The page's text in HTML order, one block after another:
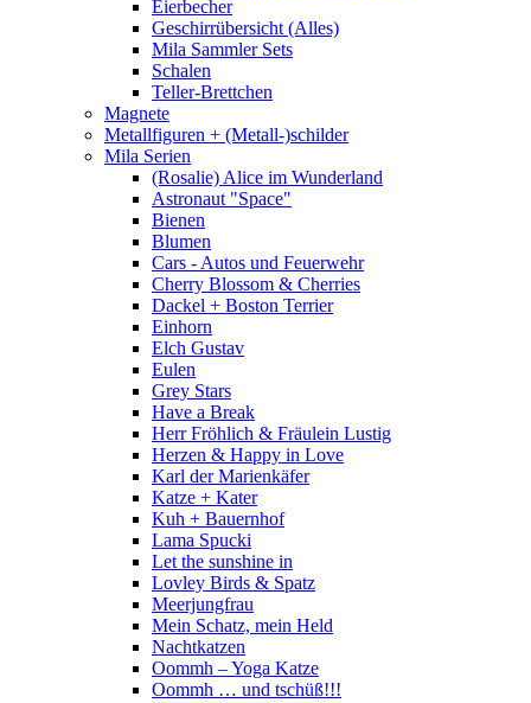
Eierbecher
Geschirrübersicht (Alles)
Mila Sammler Sets
Schalen
Teller-Brettchen
Magnete
Metallfiguren + (Metall-)schilder
Mila Serien
(Rosalie) Alice im Wunderland
Astronaut "Space"
Bienen
Blumen
Cars - Autos und Feuerwehr
Cherry Blossom & Cherries
Dackel + Boston Terrier
Einhorn
Elch Gustav
Eulen
Grey Stars
Have a Break
Herr Fröhlich & Fräulein Lustig
Herzen & Happy in Love
Karl der Marienkäfer
Katze + Kater
Kuh + Bauernhof
Lama Spucki
Let the sunshine in
Lovley Birds & Spatz
Meerjungfrau
Mein Schatz, mein Held
Nachtkatzen
Oommh – Yoga Katze
Oommh … und tschüß!!!